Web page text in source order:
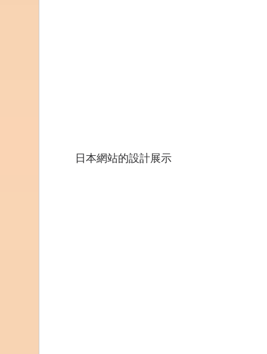
日本網站的設計展示